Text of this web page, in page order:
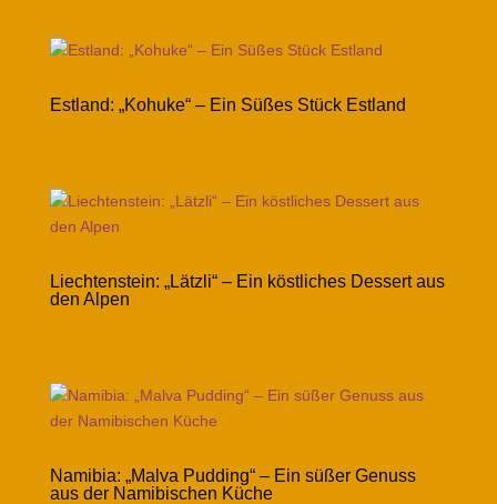
Estland: „Kohuke“ – Ein Süßes Stück Estland
Liechtenstein: „Lätzli“ – Ein köstliches Dessert aus
den Alpen
Namibia: „Malva Pudding“ – Ein süßer Genuss
aus der Namibischen Küche